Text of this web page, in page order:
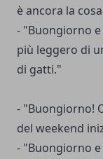
è ancora la
- "Buongiorno
più leggero di
di gatti."
- "Buongiorno!
del weekend
- "Buongiorno